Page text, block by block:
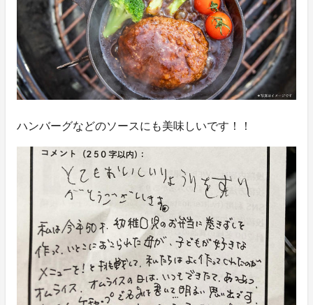
ハンバーグなどのソースにも美味しいです！！